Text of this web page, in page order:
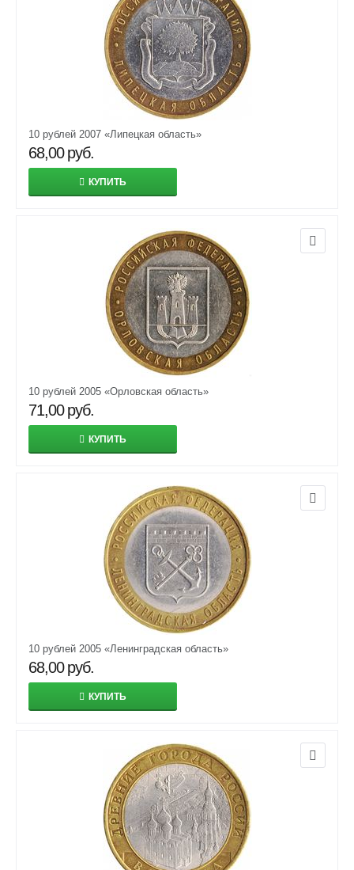
10 рублей 2007 «Липецкая область»
68,00 руб.
КУПИТЬ
10 рублей 2005 «Орловская область»
71,00 руб.
КУПИТЬ
10 рублей 2005 «Ленинградская область»
68,00 руб.
КУПИТЬ